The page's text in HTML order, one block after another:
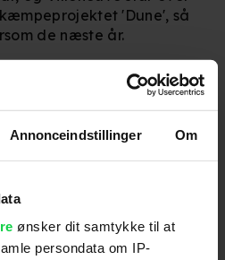
Annonceindstillinger Om
ønsker dit samtykke til at
persondata om IP-
'Dune', så
de næste år.
nyheder, konkurrencer